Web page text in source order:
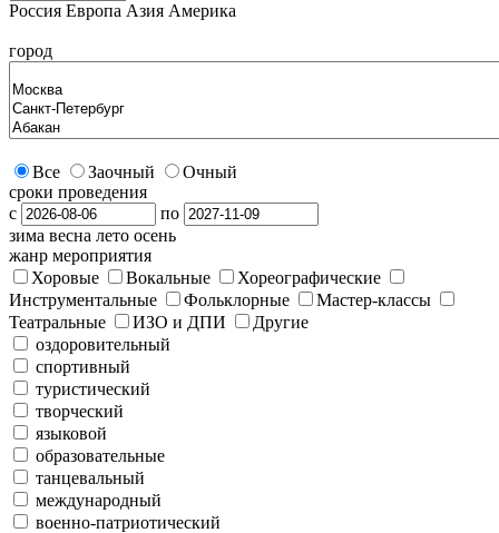
Россия Европа Азия Америка
город
Все Заочный
Очный
сроки проведения
с
по
зима весна лето осень
жанр мероприятия
Хоровые
Вокальные
Хореографические
Инструментальные
Фольклорные
Мастер-классы
Театральные
ИЗО и ДПИ
Другие
оздоровительный
спортивный
туристический
творческий
языковой
образовательные
танцевальный
международный
военно-патриотический